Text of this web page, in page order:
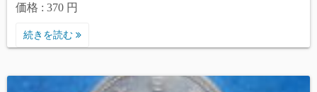
価格 : 370 円
続きを読む